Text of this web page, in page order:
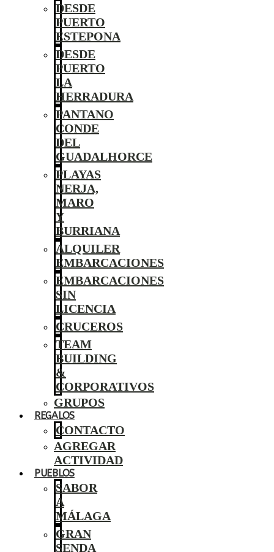
DESDE
PUERTO
ESTEPONA
DESDE
PUERTO
LA
HERRADURA
PANTANO
CONDE
DEL
GUADALHORCE
PLAYAS
NERJA,
MARO
Y
BURRIANA
ALQUILER
EMBARCACIONES
EMBARCACIONES
SIN
LICENCIA
CRUCEROS
TEAM
BUILDING
&
CORPORATIVOS
GRUPOS
REGALOS
CONTACTO
AGREGAR
ACTIVIDAD
PUEBLOS
SABOR
A
MÁLAGA
GRAN
SENDA